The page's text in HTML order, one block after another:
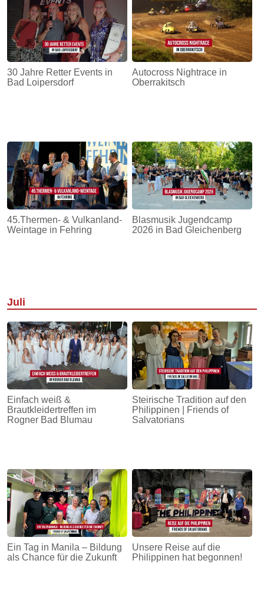
30 Jahre Retter Events in
Bad Loipersdorf
Autocross Nightrace in
Oberrakitsch
45.Thermen- & Vulkanland-
Weintage in Fehring
Blasmusik Jugendcamp
2026 in Bad Gleichenberg
Juli
Einfach weiß &
Brautkleidertreffen im
Rogner Bad Blumau
Steirische Tradition auf den
Philippinen | Friends of
Salvatorians
Ein Tag in Manila – Bildung
als Chance für die Zukunft
Unsere Reise auf die
Philippinen hat begonnen!